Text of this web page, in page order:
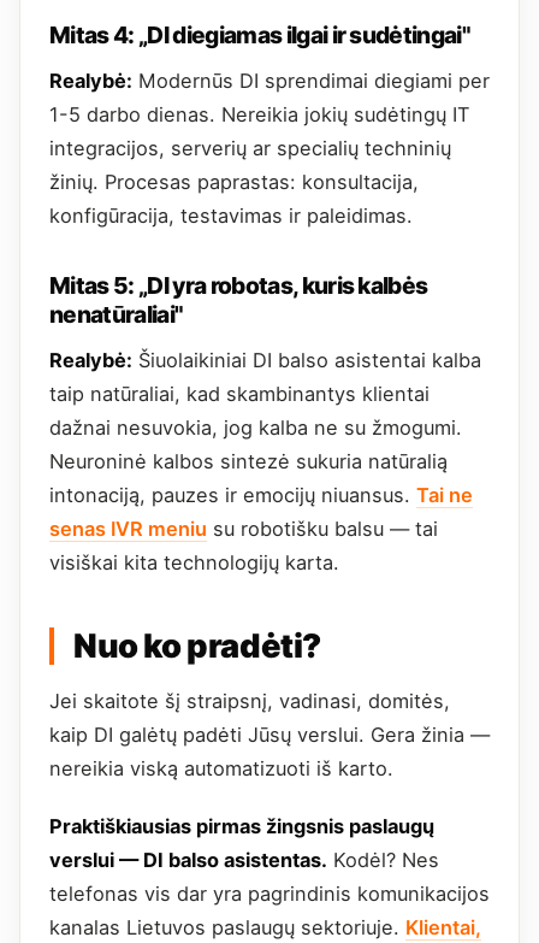
Mitas 4: „DI diegiamas ilgai ir sudėtingai"
Realybė: Modernūs DI sprendimai diegiami per
1-5 darbo dienas. Nereikia jokių sudėtingų IT
integracijos, serverių ar specialių techninių
žinių. Procesas paprastas: konsultacija,
konfigūracija, testavimas ir paleidimas.
Mitas 5: „DI yra robotas, kuris kalbės
nenatūraliai"
Realybė: Šiuolaikiniai DI balso asistentai kalba
taip natūraliai, kad skambinantys klientai
dažnai nesuvokia, jog kalba ne su žmogumi.
Neuroninė kalbos sintezė sukuria natūralią
intonaciją, pauzes ir emocijų niuansus. Tai ne
senas IVR meniu su robotišku balsu — tai
visiškai kita technologijų karta.
Nuo ko pradėti?
Jei skaitote šį straipsnį, vadinasi, domitės,
kaip DI galėtų padėti Jūsų verslui. Gera žinia —
nereikia viską automatizuoti iš karto.
Praktiškiausias pirmas žingsnis paslaugų
verslui — DI balso asistentas. Kodėl? Nes
telefonas vis dar yra pagrindinis komunikacijos
kanalas Lietuvos paslaugų sektoriuje. Klientai,